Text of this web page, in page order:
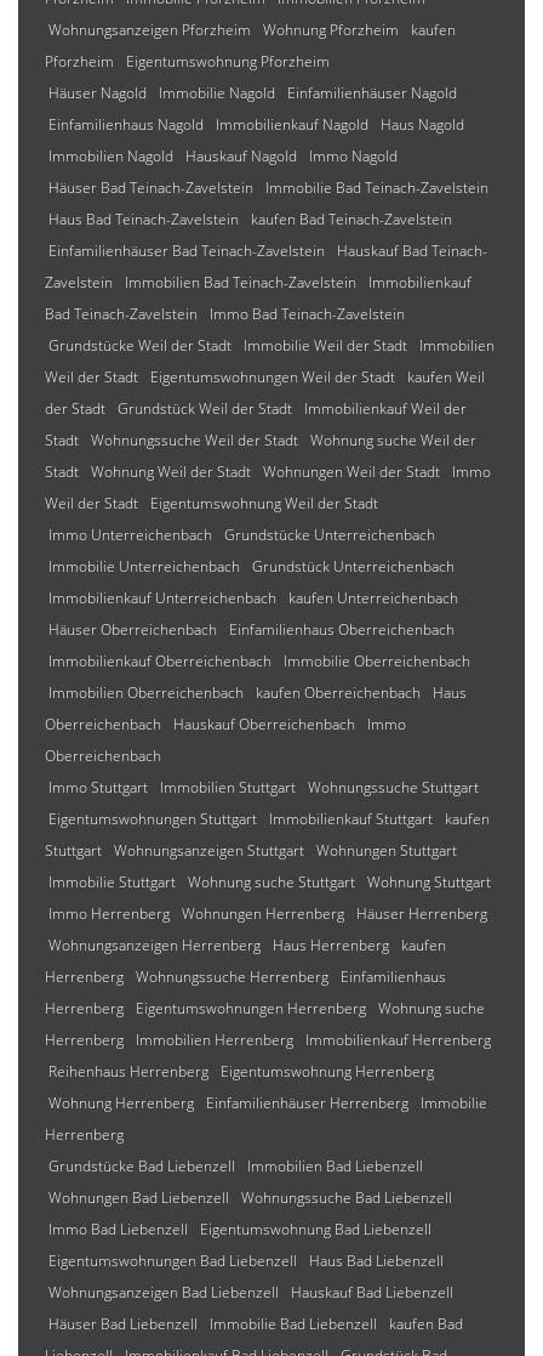
Wohnungsanzeigen Pforzheim
Wohnung Pforzheim
kaufen
Pforzheim
Eigentumswohnung Pforzheim
Häuser Nagold
Immobilie Nagold
Einfamilienhäuser Nagold
Einfamilienhaus Nagold
Immobilienkauf Nagold
Haus Nagold
Immobilien Nagold
Hauskauf Nagold
Immo Nagold
Häuser Bad Teinach-Zavelstein
Immobilie Bad Teinach-Zavelstein
Haus Bad Teinach-Zavelstein
kaufen Bad Teinach-Zavelstein
Einfamilienhäuser Bad Teinach-Zavelstein
Hauskauf Bad Teinach-
Zavelstein
Immobilien Bad Teinach-Zavelstein
Immobilienkauf
Bad Teinach-Zavelstein
Immo Bad Teinach-Zavelstein
Grundstücke Weil der Stadt
Immobilie Weil der Stadt
Immobilien
Weil der Stadt
Eigentumswohnungen Weil der Stadt
kaufen Weil
der Stadt Grundstück Weil der Stadt
Immobilienkauf Weil der
Stadt Wohnungssuche Weil der Stadt Wohnung suche Weil der
Stadt Wohnung Weil der Stadt Wohnungen Weil der Stadt
Immo
Weil der Stadt
Eigentumswohnung Weil der Stadt
Immo Unterreichenbach
Grundstücke Unterreichenbach
Immobilie Unterreichenbach
Grundstück Unterreichenbach
Immobilienkauf Unterreichenbach
kaufen Unterreichenbach
Häuser Oberreichenbach
Einfamilienhaus Oberreichenbach
Immobilienkauf Oberreichenbach
Immobilie Oberreichenbach
Immobilien Oberreichenbach
kaufen Oberreichenbach
Haus
Oberreichenbach
Hauskauf Oberreichenbach
Immo
Oberreichenbach
Immo Stuttgart
Immobilien Stuttgart Wohnungssuche Stuttgart
Eigentumswohnungen Stuttgart
Immobilienkauf Stuttgart
kaufen
Stuttgart Wohnungsanzeigen Stuttgart Wohnungen Stuttgart
Immobilie Stuttgart Wohnung suche Stuttgart Wohnung Stuttgart
Immo Herrenberg Wohnungen Herrenberg
Häuser Herrenberg
Wohnungsanzeigen Herrenberg
Haus Herrenberg
kaufen
Herrenberg Wohnungssuche Herrenberg
Einfamilienhaus
Herrenberg
Eigentumswohnungen Herrenberg Wohnung suche
Herrenberg
Immobilien Herrenberg
Immobilienkauf Herrenberg
Reihenhaus Herrenberg
Eigentumswohnung Herrenberg
Wohnung Herrenberg
Einfamilienhäuser Herrenberg
Immobilie
Herrenberg
Grundstücke Bad Liebenzell
Immobilien Bad Liebenzell
Wohnungen Bad Liebenzell
Wohnungssuche Bad Liebenzell
Immo Bad Liebenzell
Eigentumswohnung Bad Liebenzell
Eigentumswohnungen Bad Liebenzell
Haus Bad Liebenzell
Wohnungsanzeigen Bad Liebenzell
Hauskauf Bad Liebenzell
Häuser Bad Liebenzell
Immobilie Bad Liebenzell
kaufen Bad